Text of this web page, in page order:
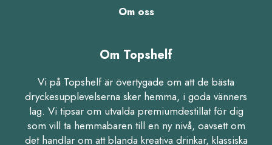
Om oss
Om Topshelf
Vi på Topshelf är övertygade om att de bästa
dryckesupplevelserna sker hemma, i goda vänners
lag. Vi tipsar om utvalda premiumdestillat för dig
som vill ta hemmabaren till en ny nivå, oavsett om
det handlar om att blanda kreativa drinkar, klassiska